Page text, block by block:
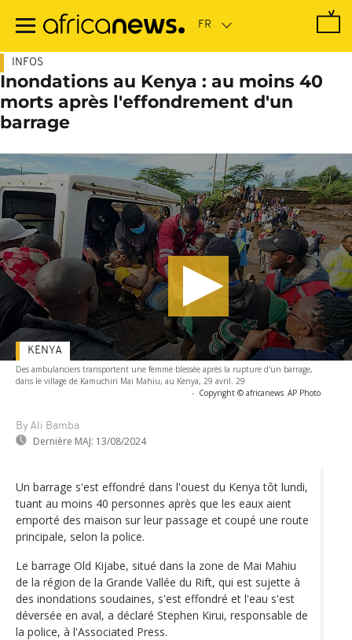
contenu
INFOS
Inondations au Kenya : au moins 40
morts après l'effondrement d'un
barrage
Des ambulanciers transportent une femme blessée après la rupture d'un barrage,
dans le village de Kamuchiri Mai Mahiu, au Kenya, 29 avril. 29
- Copyright © africanews AP Photo
By Ali Bamba
Dernière MAJ: 13/08/2024
KENYA
Un barrage s'est effondré dans l'ouest du Kenya tôt lundi,
tuant au moins 40 personnes après que les eaux aient
emporté des maison sur leur passage et coupé une route
principale, selon la police.
Le barrage Old Kijabe, situé dans la zone de Mai Mahiu
de la région de la Grande Vallée du Rift, qui est sujette à
des inondations soudaines, s'est effondré et l'eau s'est
déversée en aval, a déclaré Stephen Kirui, responsable de
la police, à l'Associated Press.